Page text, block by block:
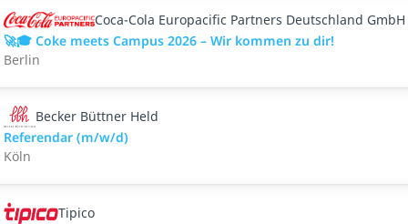
Coca-Cola Europacific Partners Deutschland GmbH
🚀🎓 Coke meets Campus 2026 – Wir kommen zu dir!
Berlin
Becker Büttner Held
Referendar (m/w/d)
Köln
Tipico